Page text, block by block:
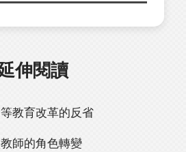
伸閱讀
教育改革的反省
師的角色轉變